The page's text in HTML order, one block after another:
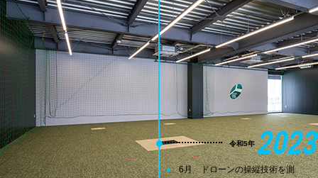
2023
令和5年
6月 ドローンの操縦技術を測